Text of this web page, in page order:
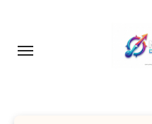
contenuto